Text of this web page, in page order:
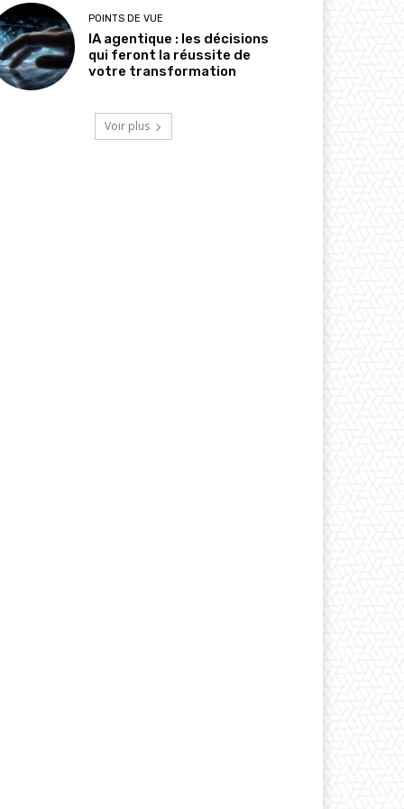
POINTS DE VUE
IA agentique : les décisions
qui feront la réussite de
votre transformation
Voir plus